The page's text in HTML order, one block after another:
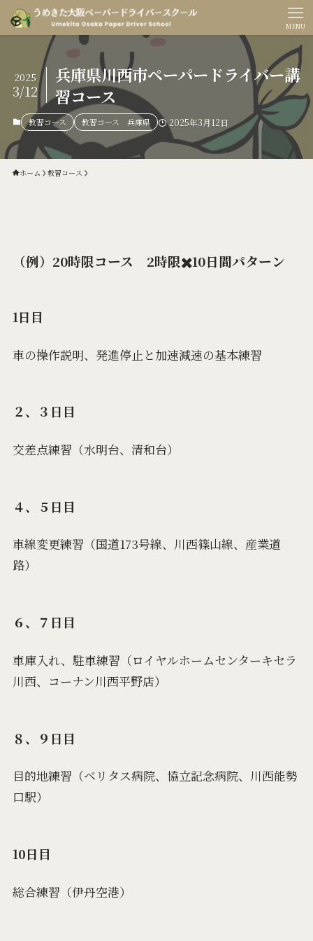
MENU
兵庫県川西市ペーパードライバー講
習コース
2025
3/12
教習コース 教習コース 兵庫県 2025年3月12日
ホーム 教習コース
（例）20時限コース 2時限✖️10日間パターン
1日目
車の操作説明、発進停止と加速減速の基本練習
２、３日目
交差点練習（水明台、清和台）
４、５日目
車線変更練習（国道173号線、川西篠山線、産業道
路）
６、７日目
車庫入れ、駐車練習（ロイヤルホームセンターキセラ
川西、コーナン川西平野店）
８、９日目
目的地練習（ベリタス病院、協立記念病院、川西能勢
口駅）
10日目
総合練習（伊丹空港）